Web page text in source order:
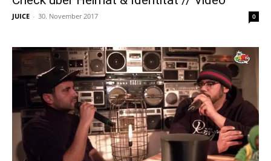
JUICE - 30. November 2017 0